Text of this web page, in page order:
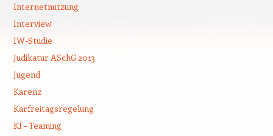
Internetnutzung
Interview
IW-Studie
Judikatur ASchG 2013
Jugend
Karenz
Karfreitagsregelung
KI – Teaming